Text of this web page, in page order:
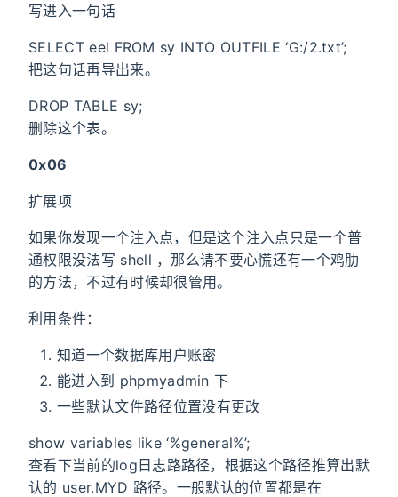
写进入一句话
SELECT eel FROM sy INTO OUTFILE ‘G:/2.txt’;
把这句话再导出来。
DROP TABLE sy;
删除这个表。
0x06
扩展项
如果你发现一个注入点，但是这个注入点只是一个普
通权限没法写 shell ，那么请不要心慌还有一个鸡肋
的方法，不过有时候却很管用。
利用条件：
知道一个数据库用户账密
能进入到 phpmyadmin 下
一些默认文件路径位置没有更改
show variables like ‘%general%’;
查看下当前的log日志路路径，根据这个路径推算出默
认的 user.MYD 路径。一般默认的位置都是在